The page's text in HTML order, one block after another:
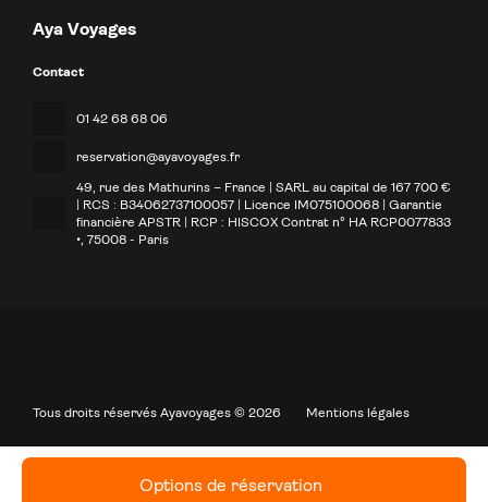
Options de réservation
Aya Voyages
Contact
01 42 68 68 06
reservation@ayavoyages.fr
49, rue des Mathurins – France | SARL au capital de 167 700 €
| RCS : B34062737100057 | Licence IM075100068 | Garantie
financière APSTR | RCP : HISCOX Contrat n° HA RCP0077833
• , 75008 - Paris
Tous droits réservés Ayavoyages © 2026 Mentions légales